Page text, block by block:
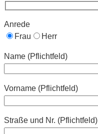
Anrede
Frau
Herr
Name (Pflichtfeld)
Vorname (Pflichtfeld)
Straße und Nr. (Pflichtfeld)